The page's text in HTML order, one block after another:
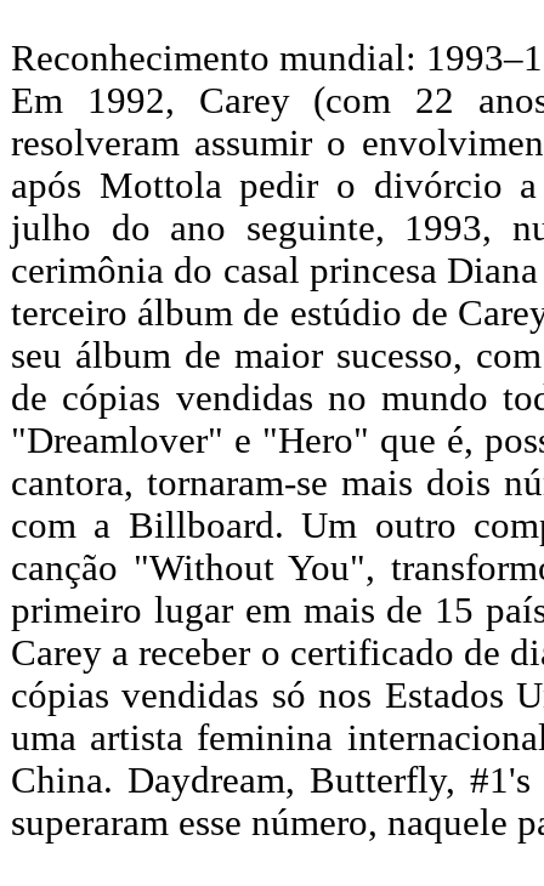
Reconhecimento mundial:
Em 1992, Carey (com 22
resolveram assumir o
após Mottola pedir o divórcio a
julho do ano seguinte, 1993,
cerimônia do casal princesa
terceiro álbum de estúdio de
seu álbum de maior sucesso,
de cópias vendidas no mundo
"Dreamlover" e "Hero" que é,
cantora, tornaram-se mais dois
com a Billboard. Um outro
canção "Without You",
primeiro lugar em mais de 15
Carey a receber o certificado de
cópias vendidas só nos Estados
uma artista feminina
China. Daydream, Butterfly,
superaram esse número, naquele